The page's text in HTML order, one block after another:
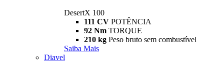
DesertX 100
111 CV POTÊNCIA
92 Nm TORQUE
210 kg Peso bruto sem combustível
Saiba Mais
Diavel